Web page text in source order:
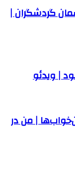
گردشگران |
| ویدئو
| من در